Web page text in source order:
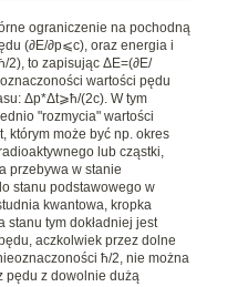
ograniczenie na pochodną
(∂E/∂p⩽c), oraz energia i
2) , to zapisując ΔE=(∂E/
wartości pędu
Δp*Δt⩾ħ/(2c) . W tym
"rozmycia" wartości
którym może być np. okres
lub cząstki,
przebywa w stanie
stanu podstawowego w
kwantowa, kropka
stanu tym dokładniej jest
aczkolwiek przez dolne
ħ/2, nie można
pędu z dowolnie dużą